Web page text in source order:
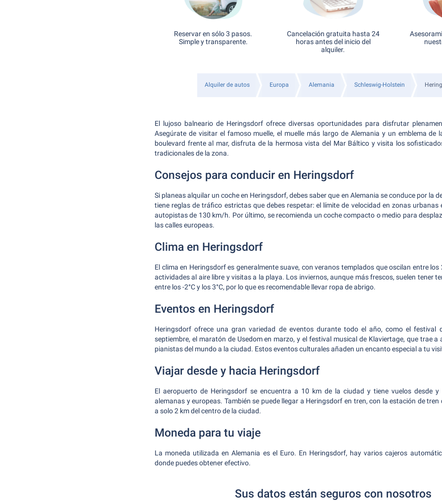
Reservar en sólo 3 pasos.
Simple y transparente.
Cancelación gratuita hasta 24
horas antes del inicio del
alquiler.
Alquiler de autos Europa Alemania Schleswig-Holstein
El lujoso balneario de Heringsdorf ofrece diversas oportunidades para disfrutar
Asegúrate de visitar el famoso muelle, el muelle más largo de Alemania y un emblema de
boulevard frente al mar, disfruta de la hermosa vista del Mar Báltico y visita los
tradicionales de la zona.
Consejos para conducir en Heringsdorf
Si planeas alquilar un coche en Heringsdorf, debes saber que en Alemania se conduce por la
tiene reglas de tráfico estrictas que debes respetar: el límite de velocidad en zonas
autopistas de 130 km/h. Por último, se recomienda un coche compacto o medio para
las calles europeas.
Clima en Heringsdorf
El clima en Heringsdorf es generalmente suave, con veranos templados que oscilan entre los
actividades al aire libre y visitas a la playa. Los inviernos, aunque más frescos, suelen tener
entre los -2°C y los 3°C, por lo que es recomendable llevar ropa de abrigo.
Eventos en Heringsdorf
Heringsdorf ofrece una gran variedad de eventos durante todo el año, como el festival
septiembre, el maratón de Usedom en marzo, y el festival musical de Klaviertage, que trae a
pianistas del mundo a la ciudad. Estos eventos culturales añaden un encanto especial a tu
Viajar desde y hacia Heringsdorf
El aeropuerto de Heringsdorf se encuentra a 10 km de la ciudad y tiene vuelos desde y
alemanas y europeas. También se puede llegar a Heringsdorf en tren, con la estación de tren
a solo 2 km del centro de la ciudad.
Moneda para tu viaje
La moneda utilizada en Alemania es el Euro. En Heringsdorf, hay varios cajeros
donde puedes obtener efectivo.
Sus datos están seguros con nosotros